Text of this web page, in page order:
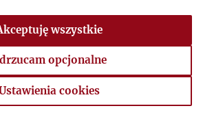
wszystkie
opcjonalne
cookies